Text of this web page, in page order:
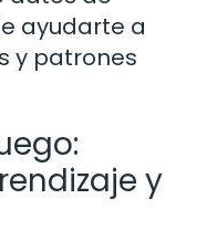
ayudarte a
y patrones
y